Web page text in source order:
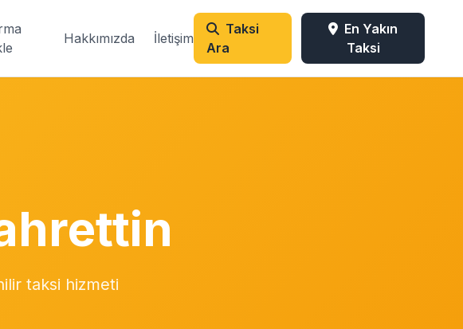
Hakkımızda İletişim
Taksi
Ara
En Yakın
Taksi
taksi hizmeti